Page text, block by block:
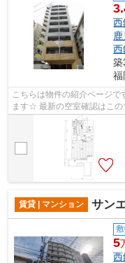
西
西
築
福
こちらは物件の紹介ページで
ます☆ 最新の空室確認はこ
す！迅速に対応致します！！
賃貸 | マンション サン
5
西